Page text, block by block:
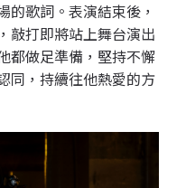
的歌詞。表演結束後，
敲打即將站上舞台演出
都做足準備，堅持不懈
同，持續往他熱愛的方